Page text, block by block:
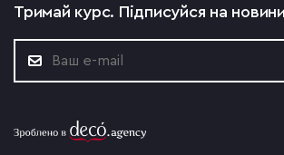
Тримай курс. Підписуйся на